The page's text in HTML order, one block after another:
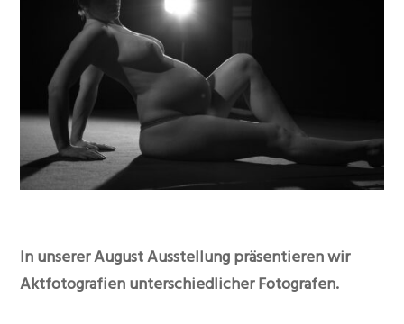
In unserer August Ausstellung präsentieren wir
Aktfotografien unterschiedlicher Fotografen.